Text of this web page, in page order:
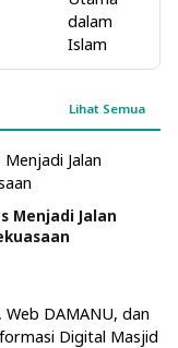
Lihat Semua
Menjadi Jalan